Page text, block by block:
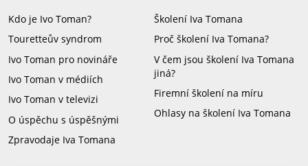
Kdo je Ivo Toman?
Touretteův syndrom
Ivo Toman pro novináře
Ivo Toman v médiích
Ivo Toman v televizi
O úspěchu s úspěšnými
Zpravodaje Iva Tomana
Školení Iva Tomana
Proč školení Iva Tomana?
V čem jsou školení Iva Tomana
jiná?
Firemní školení na míru
Ohlasy na školení Iva Tomana